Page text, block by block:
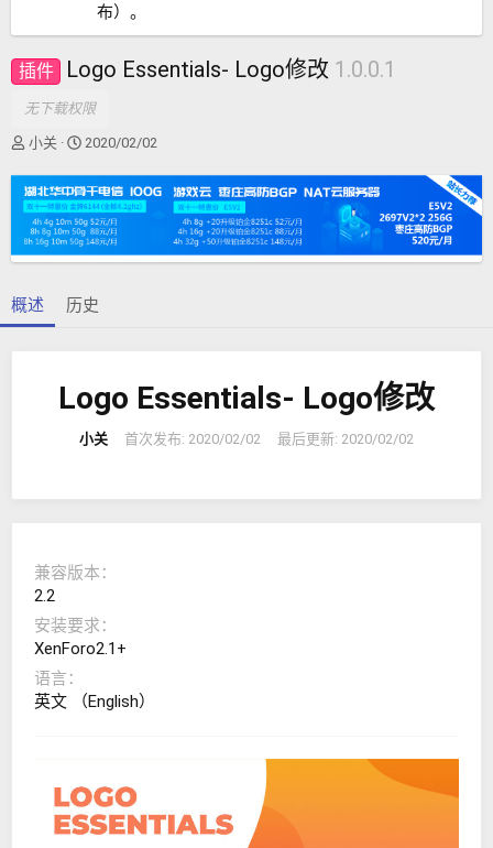
布）。
插件 Logo Essentials- Logo修改 1.0.0.1
无下载权限
作
小关
创
日
期
2020/02/02
概述 历史
Logo Essentials- Logo修改
小关 首次发布: 2020/02/02 最后更新: 2020/02/02
兼容版本
2.2
安装要求
XenForo2.1+
语言
英文 （English）